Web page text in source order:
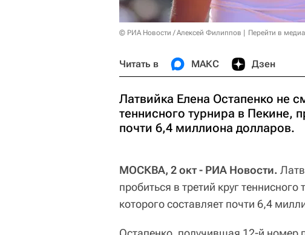
© РИА Новости / Алексей Филиппов Перейти в
Читать в МАКС Дзен
Латвийка Елена Остапенко не
теннисного турнира в Пекине,
почти 6,4 миллиона долларов.
МОСКВА, 2 окт - РИА Новости.
пробиться в третий круг
которого составляет почти 6,4